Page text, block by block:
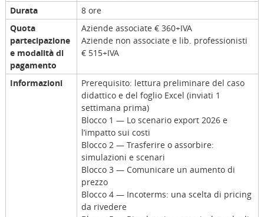
Durata
8 ore
Quota
partecipazione
e modalità di
pagamento
Aziende associate € 360+IVA
Aziende non associate e lib. professionisti
€ 515+IVA
Informazioni
Prerequisito: lettura preliminare del caso
didattico e del foglio Excel (inviati 1
settimana prima)
Blocco 1 — Lo scenario export 2026 e
l’impatto sui costi
Blocco 2 — Trasferire o assorbire:
simulazioni e scenari
Blocco 3 — Comunicare un aumento di
prezzo
Blocco 4 — Incoterms: una scelta di pricing
da rivedere